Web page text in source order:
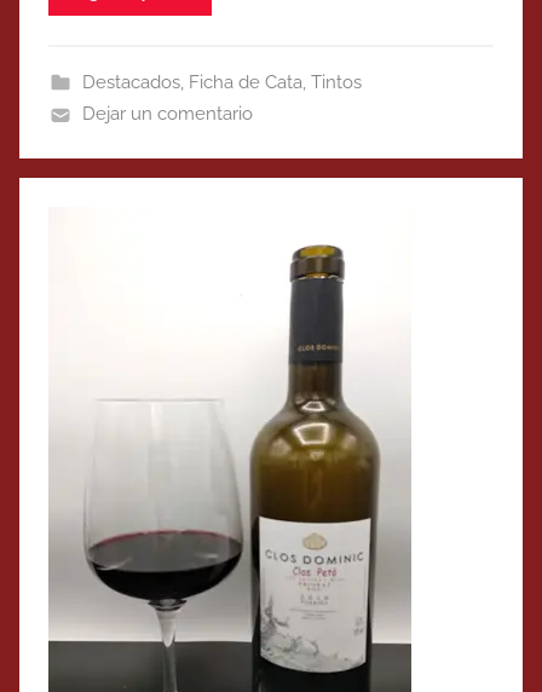
Destacados, Ficha de Cata, Tintos
Dejar un comentario